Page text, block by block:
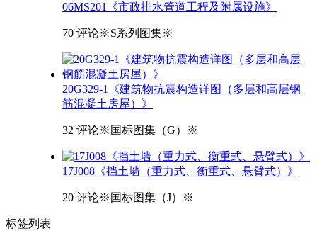
06MS201《市政排水管道工程及附属设施》
70 评论※S系列图集※
20G329-1《建筑物抗震构造详图（多层和高层钢
筋混凝土房屋）》
32 评论※国标图集（G）※
17J008《挡土墙（重力式、衡重式、悬臂式）》
20 评论※国标图集（J）※
标签列表